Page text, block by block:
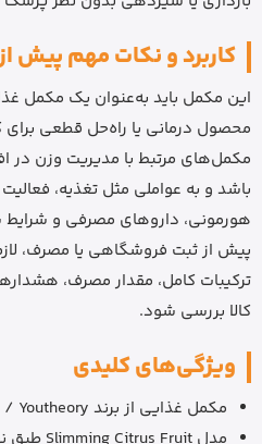
کاربرد و نکات مهم پیش
این مکمل باید به‌عنوان یک مکمل
محصول درمانی یا راه‌حل قطعی
مکمل‌های مرتبط با مدیریت وزن در
باشد و به عواملی مثل تغذیه،
هورمونی، داروهای مصرفی و
پیش از ثبت فروشگاهی یا مصرف،
ترکیبات کامل، مقدار مصرف،
کالا بررسی شود.
ویژگی‌های کلیدی
مکمل غذایی از برند Youtheory / یوتئوری.
مدل Slimming Citrus Fruit طبق نوشته روی بسته‌بندی.